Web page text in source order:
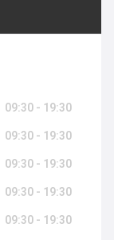
09:30 - 19:30
09:30 - 19:30
09:30 - 19:30
09:30 - 19:30
09:30 - 19:30